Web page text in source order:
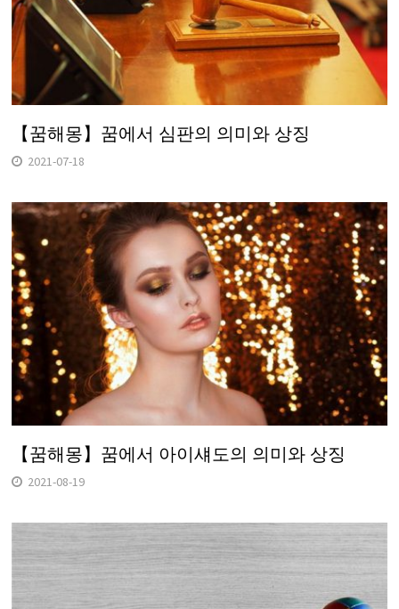
【꿈해몽】꿈에서 심판의 의미와 상징
2021-07-18
【꿈해몽】꿈에서 아이섀도의 의미와 상징
2021-08-19